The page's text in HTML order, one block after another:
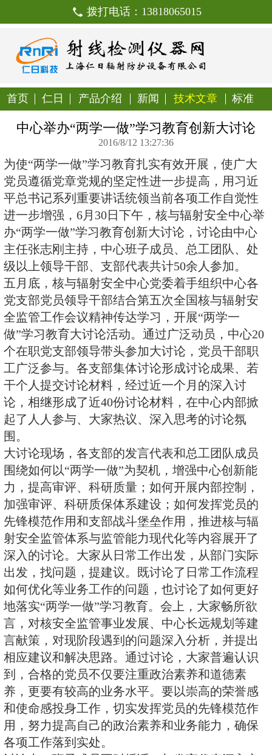
拨打电话：
产品介绍
中心举办“两学一做”学习教
2016/8/12 13:27:36
为使“两学一做”学习教育扎实有效
党员遵循党章党规的坚定性进一步
平总书记系列重要讲话统领当前各
进一步增强，6月30日下午，核与
办“两学一做”学习教育创新大讨论
主任张志刚主持，中心班子成员、
级以上领导干部、支部代表共计50
五月底，核与辐射安全中心党委着
党支部党员领导干部结合第五次全
全监管工作会议精神传达学习，开
做”学习教育大讨论活动。通过广
个在职党支部领导带头参加大讨论
工广泛参与。各支部集体讨论形成
干个人提交讨论材料，经过近一个
论，相继形成了近40份讨论材料，
起了人人参与、大家热议、深入思
围。
大讨论现场，各支部的发言代表和
围绕如何以“两学一做”为契机，增
力，提高审评、科研质量；如何开
加强审评、科研质保体系建设；如
先锋模范作用和支部战斗堡垒作用